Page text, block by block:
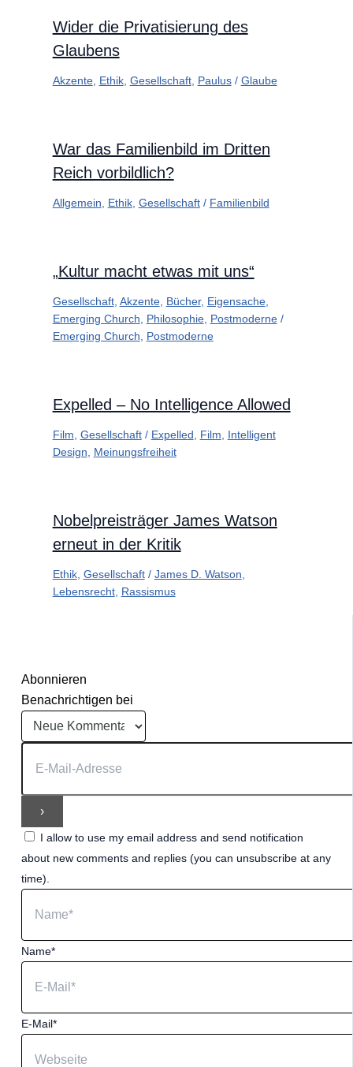
Wider die Privatisierung des
Glaubens
Akzente, Ethik, Gesellschaft, Paulus/ Glaube
War das Familienbild im Dritten
Reich vorbildlich?
Allgemein Ethik, Gesellschaft/ Familienbild
„Kultur macht etwas mit uns“
Gesellschaft, Akzente, Bücher, Eigensache,
Emerging Church
Philosophie, Postmoderne/
Emerging Church
Postmoderne
Expelled – No Intelligence Allowed
Film Gesellschaft/ Expelled Film
Intelligent
Design
Meinungsfreiheit
Nobelpreisträger James Watson
erneut in der Kritik
Ethik, Gesellschaft/ James D. Watson
Lebensrecht, Rassismus
Abonnieren
Benachrichtigen bei
I allow to use my email address and send notification
about new comments and replies (you can unsubscribe at any
time).
Name*
E-Mail*